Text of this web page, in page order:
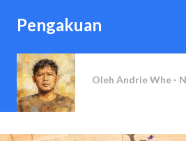
Pengakuan
Oleh Andrie Whe